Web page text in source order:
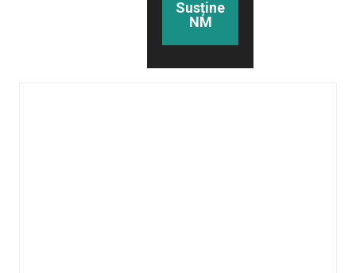
Susține
NM